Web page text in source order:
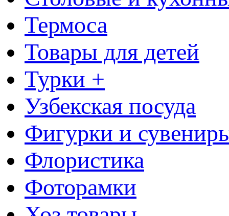
Термоса
Товары для детей
Турки +
Узбекская посуда
Фигурки и
Флористика
Фоторамки